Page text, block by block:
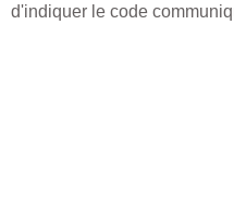
d'indiquer le code